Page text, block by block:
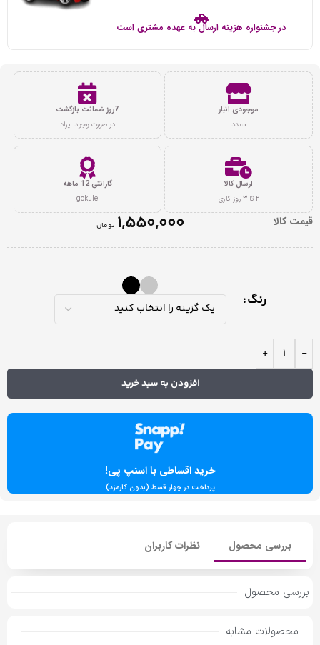
در جشنواره هزینه ارسال به عهده مشتری است
موجودی انبار
0عدد
7روز ضمانت بازگشت
در صورت وجود ایراد
ارسال کالا
2 تا 3 روز کاری
گارانتی 12 ماهه
gokule
قیمت کالا 1,550,000 تومان
رنگ
-
+
افزودن به سبد خرید
خرید اقساطی با اسنپ پی!
پرداخت در چهار قسط (بدون کارمزد)
بررسی محصول نظرات کاربران
بررسی محصول
محصولات مشابه